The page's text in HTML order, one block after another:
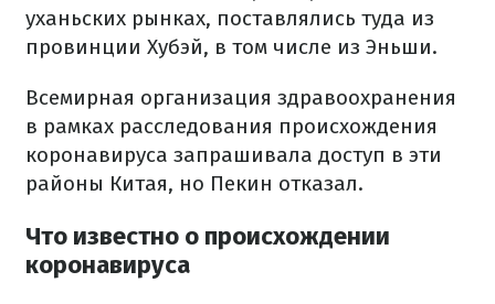
уханьских рынках, поставлялись туда из
провинции Хубэй, в том числе из Эньши.
Всемирная организация здравоохранения
в рамках расследования происхождения
коронавируса запрашивала доступ в эти
районы Китая, но Пекин отказал.
Что известно о происхождении
коронавируса